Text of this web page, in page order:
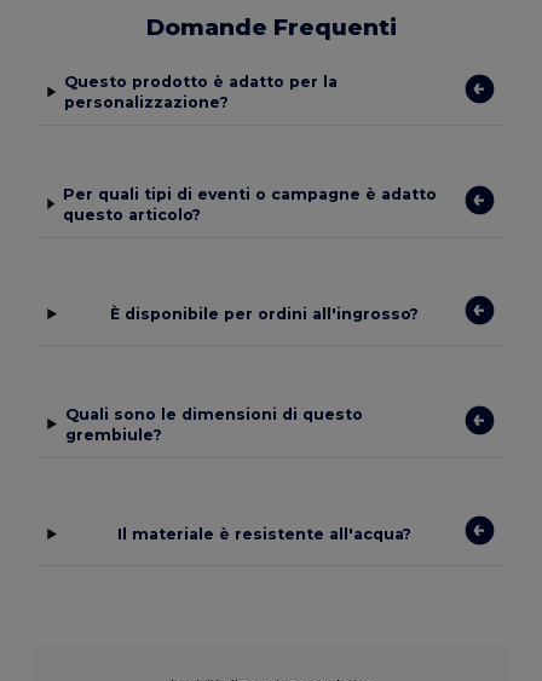
Domande Frequenti
Questo prodotto è adatto per la
personalizzazione?
Per quali tipi di eventi o campagne è adatto
questo articolo?
È disponibile per ordini all'ingrosso?
Quali sono le dimensioni di questo
grembiule?
Il materiale è resistente all'acqua?